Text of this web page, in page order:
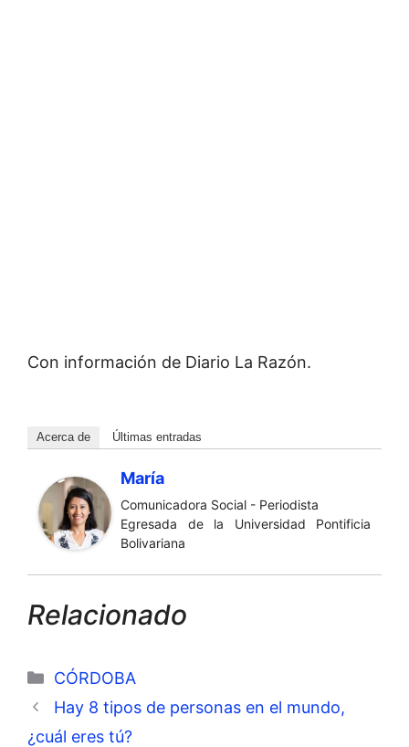
Con información de Diario La Razón.
Acerca de Últimas entradas
María
Comunicadora Social - Periodista
Egresada de la Universidad Pontificia
Bolivariana
Relacionado
Categorías
CÓRDOBA
Hay 8 tipos de personas en el mundo,
¿cuál eres tú?